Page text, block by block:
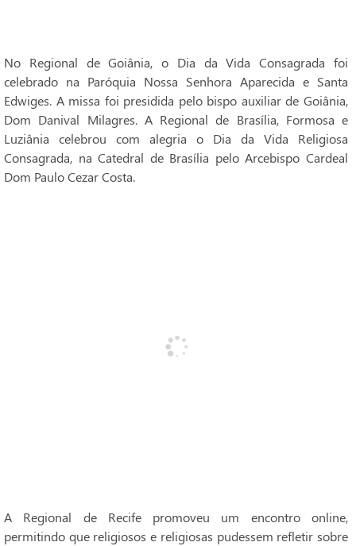
No Regional de Goiânia, o Dia da Vida Consagrada foi
celebrado na Paróquia Nossa Senhora Aparecida e Santa
Edwiges. A missa foi presidida pelo bispo auxiliar de Goiânia,
Dom Danival Milagres. A Regional de Brasília, Formosa e
Luziânia celebrou com alegria o Dia da Vida Religiosa
Consagrada, na Catedral de Brasília pelo Arcebispo Cardeal
Dom Paulo Cezar Costa.
A Regional de Recife promoveu um encontro online,
permitindo que religiosos e religiosas pudessem refletir sobre